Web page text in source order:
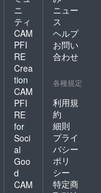
ニ
ティ
CAM
PFI
RE
Crea
tion
CAM
PFI
RE
for
Soci
al
Goo
d
CAM
ニュー
ス
ヘルプ
お問い
合わせ
各種規定
利用規
約
細則
プライ
バシー
ポリ
シー
特定商